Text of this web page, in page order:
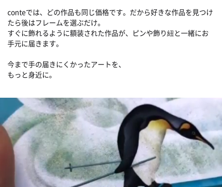
conteでは、どの作品も同じ価格です。だから好きな作品を見つけ
たら後はフレームを選ぶだけ。
すぐに飾れるように額装された作品が、ピンや飾り紐と一緒にお
手元に届きます。
今まで手の届きにくかったアートを、
もっと身近に。